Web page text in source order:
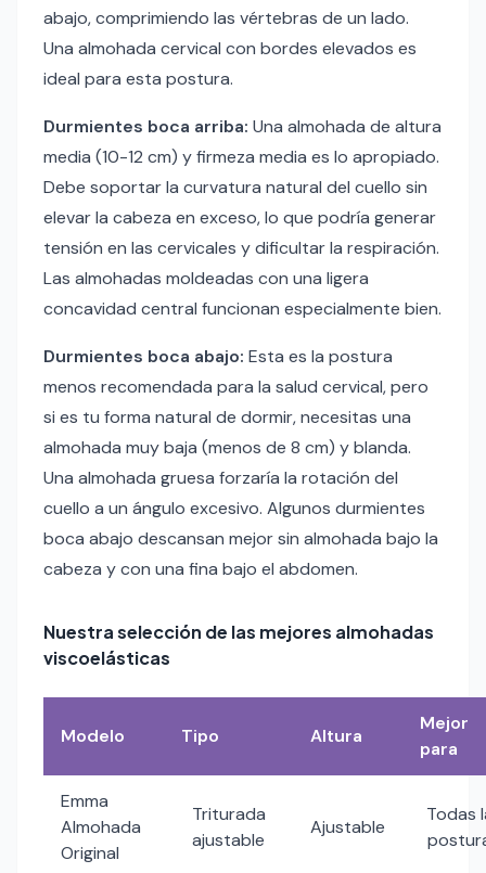
abajo, comprimiendo las vértebras de un lado.
Una almohada cervical con bordes elevados es
ideal para esta postura.
Durmientes boca arriba: Una almohada de altura
media (10-12 cm) y firmeza media es lo apropiado.
Debe soportar la curvatura natural del cuello sin
elevar la cabeza en exceso, lo que podría generar
tensión en las cervicales y dificultar la respiración.
Las almohadas moldeadas con una ligera
concavidad central funcionan especialmente bien.
Durmientes boca abajo: Esta es la postura
menos recomendada para la salud cervical, pero
si es tu forma natural de dormir, necesitas una
almohada muy baja (menos de 8 cm) y blanda.
Una almohada gruesa forzaría la rotación del
cuello a un ángulo excesivo. Algunos durmientes
boca abajo descansan mejor sin almohada bajo la
cabeza y con una fina bajo el abdomen.
Nuestra selección de las mejores almohadas
viscoelásticas
Modelo Tipo Altura
Mejor
para
Emma
Almohada
Original
Triturada
ajustable
Ajustable
Todas